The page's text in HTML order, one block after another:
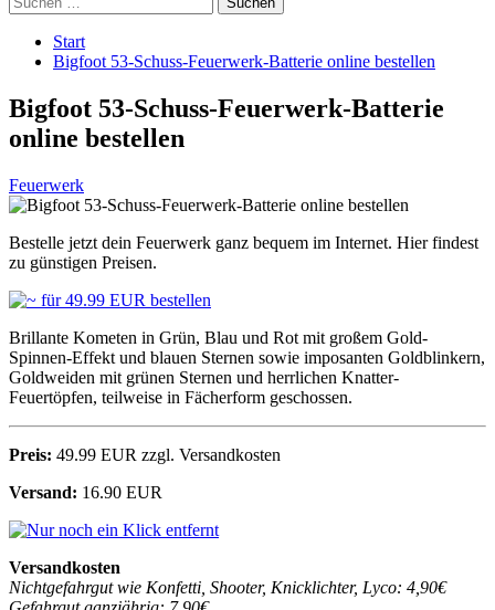
nach:
Start
Bigfoot 53-Schuss-Feuerwerk-Batterie online bestellen
Bigfoot 53-Schuss-Feuerwerk-Batterie
online bestellen
Feuerwerk
Bestelle jetzt dein Feuerwerk ganz bequem im Internet. Hier findest
zu günstigen Preisen.
Brillante Kometen in Grün, Blau und Rot mit großem Gold-
Spinnen-Effekt und blauen Sternen sowie imposanten Goldblinkern,
Goldweiden mit grünen Sternen und herrlichen Knatter-
Feuertöpfen, teilweise in Fächerform geschossen.
Preis: 49.99 EUR zzgl. Versandkosten
Versand: 16.90 EUR
Versandkosten
Nichtgefahrgut wie Konfetti, Shooter, Knicklichter, Lyco: 4,90€